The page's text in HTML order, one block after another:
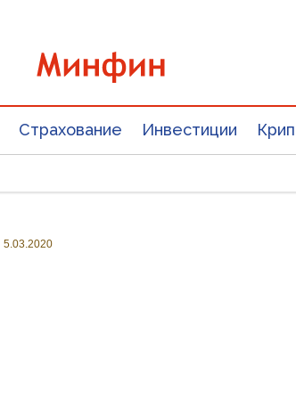
Страхование Инвестиции
5.03.2020